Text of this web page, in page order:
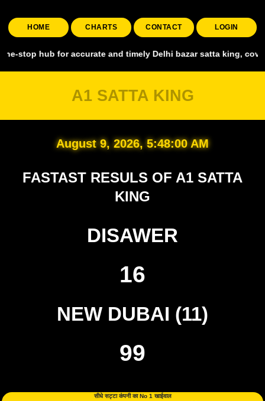
HOME CHARTS CONTACT LOGIN
for accurate and timely Delhi bazar satta king, covering all
A1 SATTA KING
August 9, 2026, 5:48:01 AM
FASTAST RESULS OF A1 SATTA
KING
DISAWER
16
NEW DUBAI (11)
99
सीधे सट्टा कंपनी का No 1 खाईवाल